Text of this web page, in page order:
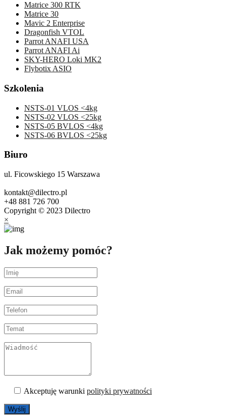
Matrice 300 RTK
Matrice 30
Mavic 2 Enterprise
Dragonfish VTOL
Parrot ANAFI USA
Parrot ANAFI Ai
SKY-HERO Loki MK2
Flybotix ASIO
Szkolenia
NSTS-01 VLOS <4kg
NSTS-02 VLOS <25kg
NSTS-05 BVLOS <4kg
NSTS-06 BVLOS <25kg
Biuro
ul. Ficowskiego 15 Warszawa
kontakt@dilectro.pl
+48 881 726 700
Copyright © 2023 Dilectro
×
Jak możemy pomóc?
Akceptuję warunki polityki prywatności